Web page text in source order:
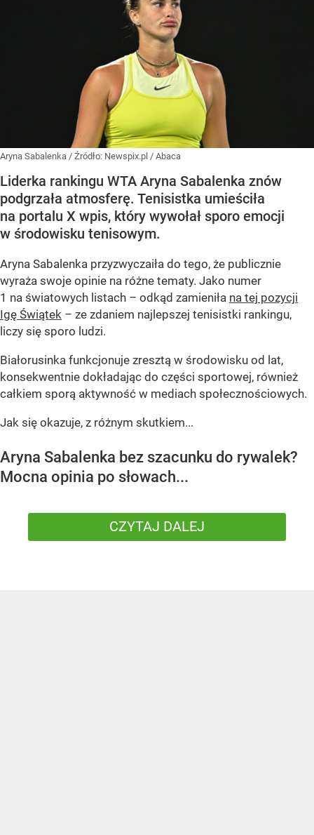
Aryna Sabalenka / Źródło: Newspix.pl / Abaca
Liderka rankingu WTA Aryna Sabalenka znów
podgrzała atmosferę. Tenisistka umieściła
na portalu X wpis, który wywołał sporo emocji
w środowisku tenisowym.
Aryna Sabalenka przyzwyczaiła do tego, że publicznie
wyraża swoje opinie na różne tematy. Jako numer
1 na światowych listach – odkąd zamieniła na tej pozycji
Igę Świątek – ze zdaniem najlepszej tenisistki rankingu,
liczy się sporo ludzi.
Białorusinka funkcjonuje zresztą w środowisku od lat,
konsekwentnie dokładając do części sportowej, również
całkiem sporą aktywność w mediach społecznościowych.
Jak się okazuje, z różnym skutkiem...
Aryna Sabalenka bez szacunku do rywalek?
Mocna opinia po słowach...
CZYTAJ DALEJ